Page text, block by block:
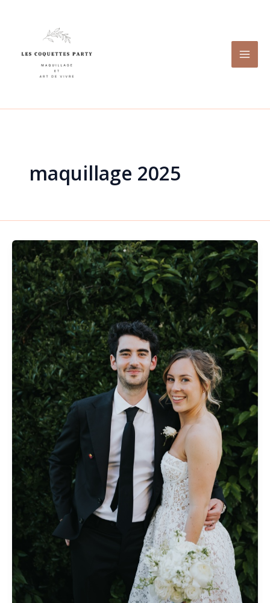
maquillage 2025